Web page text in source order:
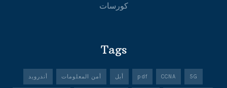
كورسات
Tags
5G
CCNA
pdf أبل أمن المعلومات أندرويد